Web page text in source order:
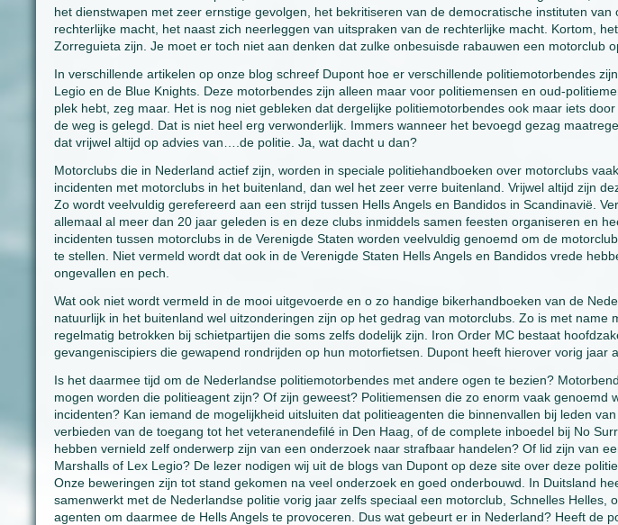
het dienstwapen met zeer ernstige gevolgen, het bekritiseren van de democratische instituten
rechterlijke macht, het naast zich neerleggen van uitspraken van de rechterlijke macht. Kortom,
Zorreguieta zijn. Je moet er toch niet aan denken dat zulke onbesuisde rabauwen een motorclub
In verschillende artikelen op onze blog schreef Dupont hoe er verschillende politiemotorbendes
Legio en de Blue Knights. Deze motorbendes zijn alleen maar voor politiemensen en oud-
plek hebt, zeg maar. Het is nog niet gebleken dat dergelijke politiemotorbendes ook maar iets
de weg is gelegd. Dat is niet heel erg verwonderlijk. Immers wanneer het bevoegd gezag
dat vrijwel altijd op advies van….de politie. Ja, wat dacht u dan?
Motorclubs die in Nederland actief zijn, worden in speciale politiehandboeken over motorclubs
incidenten met motorclubs in het buitenland, dan wel het zeer verre buitenland. Vrijwel altijd zijn
Zo wordt veelvuldig gerefereerd aan een strijd tussen Hells Angels en Bandidos in Scandinavië.
allemaal al meer dan 20 jaar geleden is en deze clubs inmiddels samen feesten organiseren en
incidenten tussen motorclubs in de Verenigde Staten worden veelvuldig genoemd om de
te stellen. Niet vermeld wordt dat ook in de Verenigde Staten Hells Angels en Bandidos vrede
ongevallen en pech.
Wat ook niet wordt vermeld in de mooi uitgevoerde en o zo handige bikerhandboeken van de
natuurlijk in het buitenland wel uitzonderingen zijn op het gedrag van motorclubs. Zo is met name
regelmatig betrokken bij schietpartijen die soms zelfs dodelijk zijn. Iron Order MC bestaat
gevangeniscipiers die gewapend rondrijden op hun motorfietsen. Dupont heeft hierover vorig jaar
Is het daarmee tijd om de Nederlandse politiemotorbendes met andere ogen te bezien?
mogen worden die politieagent zijn? Of zijn geweest? Politiemensen die zo enorm vaak genoemd
incidenten? Kan iemand de mogelijkheid uitsluiten dat politieagenten die binnenvallen bij leden
verbieden van de toegang tot het veteranendefilé in Den Haag, of de complete inboedel bij No
hebben vernield zelf onderwerp zijn van een onderzoek naar strafbaar handelen? Of lid zijn van
Marshalls of Lex Legio? De lezer nodigen wij uit de blogs van Dupont op deze site over deze
Onze beweringen zijn tot stand gekomen na veel onderzoek en goed onderbouwd. In Duitsland
samenwerkt met de Nederlandse politie vorig jaar zelfs speciaal een motorclub, Schnelles Helles,
agenten om daarmee de Hells Angels te provoceren. Dus wat gebeurt er in Nederland? Heeft de